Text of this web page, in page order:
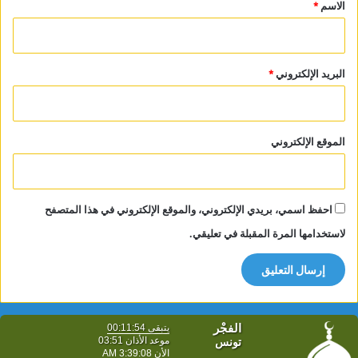
الاسم *
البريد الإلكتروني*
الموقع الإلكتروني
احفظ اسمي، بريدي الإلكتروني، والموقع الإلكتروني في هذا المتصفح
لاستخدامها المرة المقبلة في تعليقي.